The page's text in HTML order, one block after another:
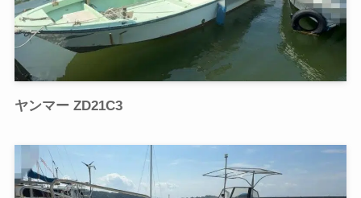
ヤンマー ZD21C3